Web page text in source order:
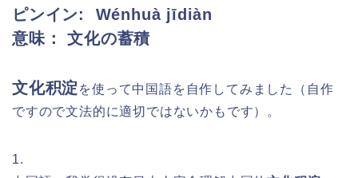
ピンイン: Wénhuà jīdiàn
意味： 文化の蓄積
文化积淀 を使って中国語を自作してみました（自作
ですので文法的に適切ではないかもです）。
1.